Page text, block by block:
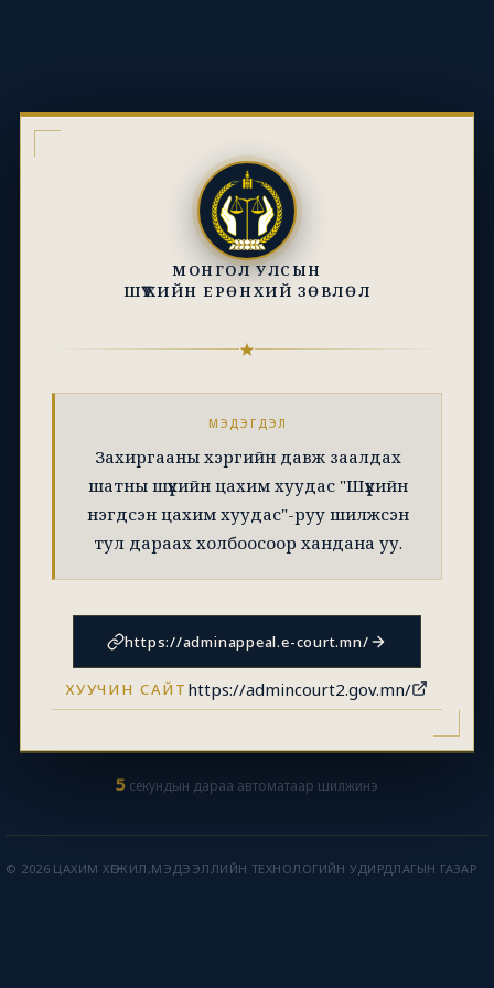
МОНГОЛ УЛСЫН
ШҮҮХИЙН ЕРӨНХИЙ ЗӨВЛӨЛ
МЭДЭГДЭЛ
Захиргааны хэргийн давж заалдах
шатны шүүхийн цахим хуудас "Шүүхийн
нэгдсэн цахим хуудас"-руу шилжсэн
тул дараах холбоосоор хандана уу.
https://adminappeal.e-court.mn/
ХУУЧИН САЙТ https://admincourt2.gov.mn/
5 секундын дараа автоматаар шилжинэ
© 2026 ЦАХИМ ХӨГЖИЛ,МЭДЭЭЛЛИЙН ТЕХНОЛОГИЙН УДИРДЛАГЫН ГАЗАР